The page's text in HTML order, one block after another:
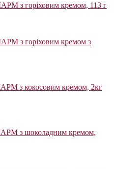
з горіховим кремом, 113 г
з горіховим кремом з
з кокосовим кремом, 2кг
з шоколадним кремом,